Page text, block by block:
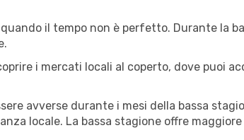
il tempo non è perfetto. Durante la
i mercati locali al coperto, dove puoi
avverse durante i mesi della bassa
locale. La bassa stagione offre